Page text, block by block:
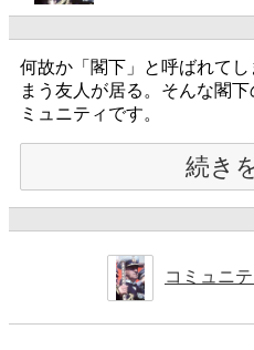
何故か「閣下」と呼ばれて
まう友人が居る。そんな閣
ミュニティです。
続き
コミュニ